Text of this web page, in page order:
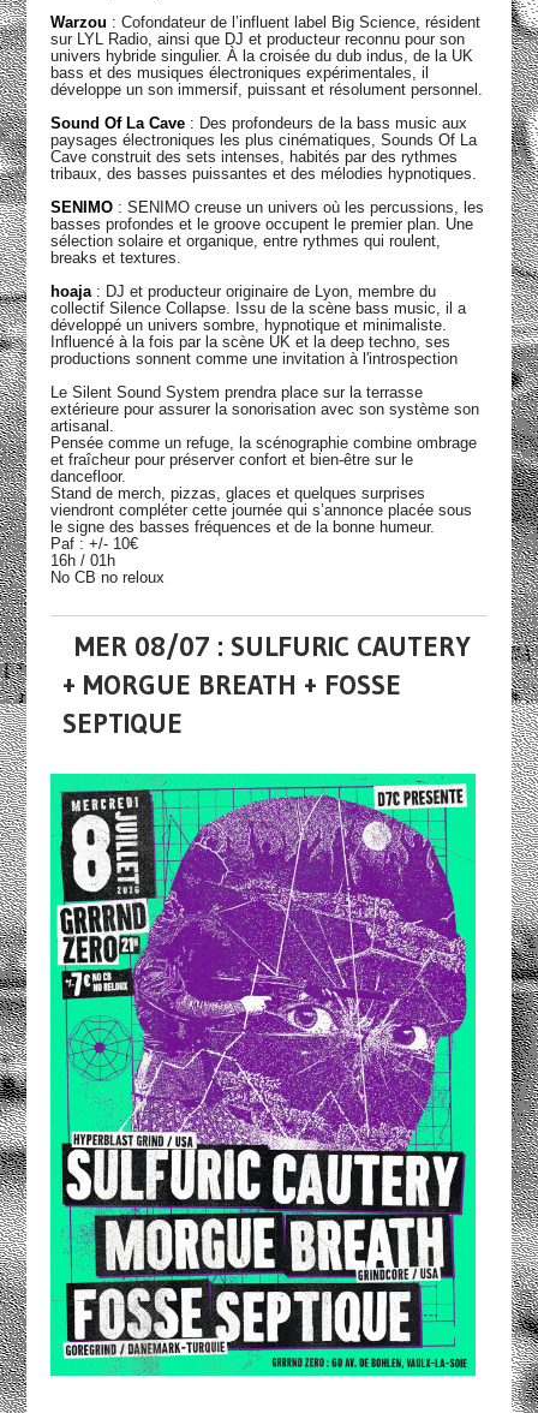
Warzou : Cofondateur de l’influent label Big Science, résident
sur LYL Radio, ainsi que DJ et producteur reconnu pour son
univers hybride singulier. À la croisée du dub indus, de la UK
bass et des musiques électroniques expérimentales, il
développe un son immersif, puissant et résolument personnel.
Sound Of La Cave : Des profondeurs de la bass music aux
paysages électroniques les plus cinématiques, Sounds Of La
Cave construit des sets intenses, habités par des rythmes
tribaux, des basses puissantes et des mélodies hypnotiques.
SENIMO: SENIMO creuse un univers où les percussions, les
basses profondes et le groove occupent le premier plan. Une
sélection solaire et organique, entre rythmes qui roulent,
breaks et textures.
hoaja: DJ et producteur originaire de Lyon, membre du
collectif Silence Collapse. Issu de la scène bass music, il a
développé un univers sombre, hypnotique et minimaliste.
Influencé à la fois par la scène UK et la deep techno, ses
productions sonnent comme une invitation à l'introspection
Le Silent Sound System prendra place sur la terrasse
extérieure pour assurer la sonorisation avec son système son
artisanal.
Pensée comme un refuge, la scénographie combine ombrage
et fraîcheur pour préserver confort et bien-être sur le
dancefloor.
Stand de merch, pizzas, glaces et quelques surprises
viendront compléter cette journée qui s’annonce placée sous
le signe des basses fréquences et de la bonne humeur.
Paf : +/- 10€
16h / 01h
No CB no reloux
MER 08/07 : SULFURIC CAUTERY
+ MORGUE BREATH + FOSSE
SEPTIQUE